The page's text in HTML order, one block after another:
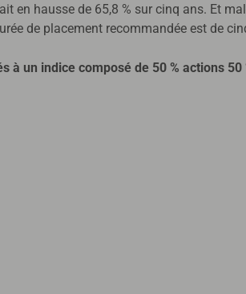
en hausse de 65,8 % sur cinq ans. Et
de placement recommandée est de
un indice composé de 50 % actions